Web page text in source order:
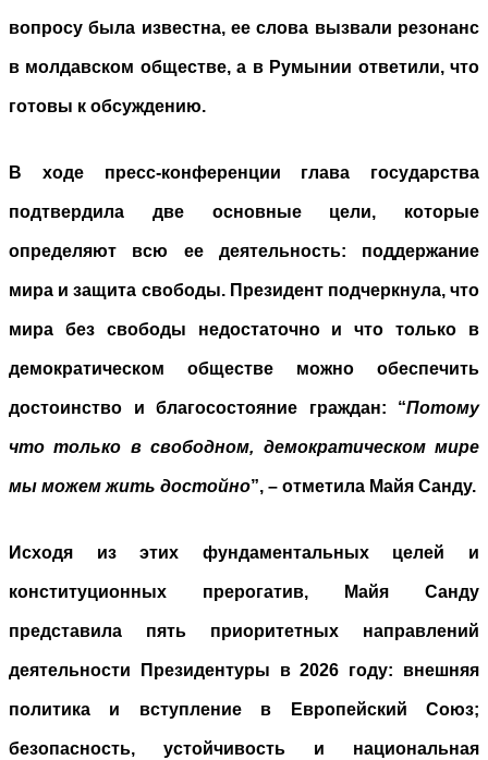
вопросу была известна, ее слова вызвали резонанс
в молдавском обществе, а в Румынии ответили, что
готовы к обсуждению.
В ходе пресс-конференции глава государства
подтвердила две основные цели, которые
определяют всю ее деятельность: поддержание
мира и защита свободы. Президент подчеркнула, что
мира без свободы недостаточно и что только в
демократическом обществе можно обеспечить
достоинство и благосостояние граждан: “Потому
что только в свободном, демократическом мире
мы можем жить достойно”, – отметила Майя Санду.
Исходя из этих фундаментальных целей и
конституционных прерогатив, Майя Санду
представила пять приоритетных направлений
деятельности Президентуры в 2026 году: внешняя
политика и вступление в Европейский Союз;
безопасность, устойчивость и национальная